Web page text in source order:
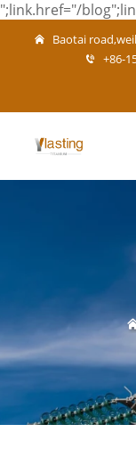
";link.href="/
Baotai
+86-